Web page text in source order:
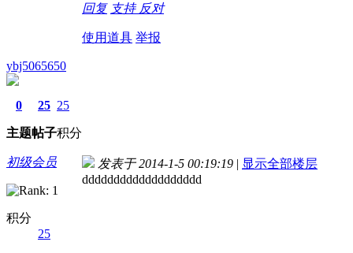
回复 支持 反对
使用道具 举报
ybj5065650
0
主题
25
帖子
25
积分
初级会员
积分
25
发表于 2014-1-5 00:19:19 | 显示全部楼层
ddddddddddddddddddd